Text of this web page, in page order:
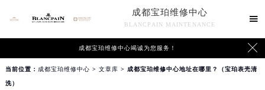
成都宝珀维修中心
BLANCPAIN MAINTENANCE

成都宝珀维修中心竭诚为您服务！ 
当前位置： 成都宝珀维修中心 > 文章库 > 成都宝珀维修中心地址在哪里？（宝珀表壳清
洗）